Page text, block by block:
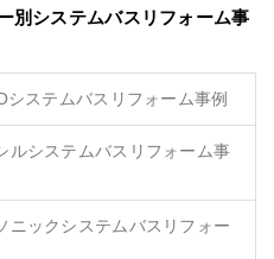
別システムバスリフォーム事
ステムバスリフォーム事例
ルシステムバスリフォーム事
ニックシステムバスリフォー